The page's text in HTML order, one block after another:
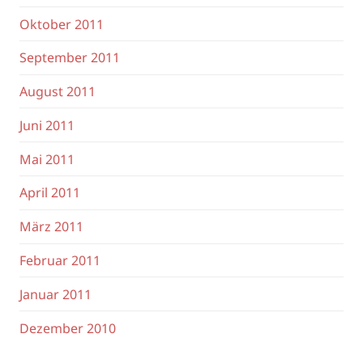
Oktober 2011
September 2011
August 2011
Juni 2011
Mai 2011
April 2011
März 2011
Februar 2011
Januar 2011
Dezember 2010